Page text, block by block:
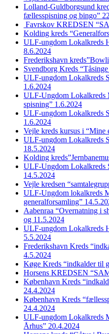
Lolland-Guldborgsund
fællesspisning og bingo”
Favrskov KREDSEN
Kolding kreds
ULF-ungdom Lokalkreds
8.6.2024
Frederikshavn
Svendborg Kreds
ULF-ungdom Lokalkreds
1.6.2024
ULF-Ungdom Lokalkreds
spisning” 1.6.2024
ULF-ungdom Lokalkreds
1.6.2024
Vejle kreds kursus i “Mine
ULF-ungdom Lokalkreds
18.5.2024
Kolding
ULF-Ungdom Lokalkreds
14.5.2024
Vejle kredsen
ULF-Ungdom lokalkreds
generalforsamling”
Aabenraa “Overnatning i
og 11.5.2024
ULF-ungdom Lokalkreds
5.5.2024
Frederikshavn Kreds
4.5.2024
Køge Kreds “indkalder til
Horsens KREDSEN
København Kreds
24.4.2024
København Kreds
24.4.2024
ULF-ungdom Lokalkreds
Århus” 20.4.2024